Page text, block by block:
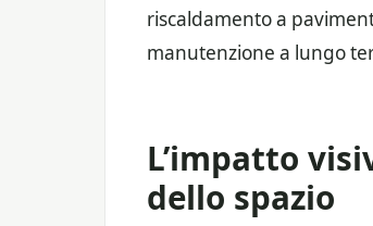
riscaldamento a
manutenzione a lungo
L’impatto
dello spazio